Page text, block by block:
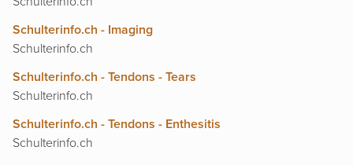
Schulterinfo.ch - Imaging
Schulterinfo.ch
Schulterinfo.ch - Tendons - Tears
Schulterinfo.ch
Schulterinfo.ch - Tendons - Enthesitis
Schulterinfo.ch